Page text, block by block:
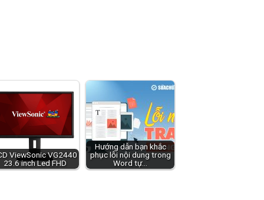
ViewSonic VG2440
23.6 inch Led FHD
Hướng dẫn bạn khắc
phục lỗi nội dung trong
Word tự…